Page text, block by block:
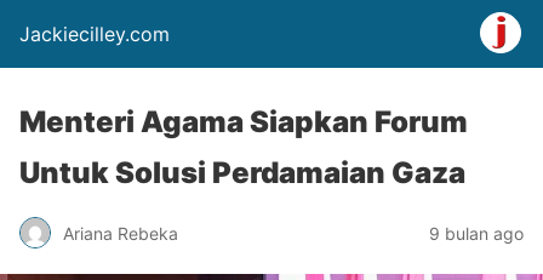
Jackiecilley.com
Menteri Agama Siapkan Forum
Untuk Solusi Perdamaian Gaza
Ariana Rebeka 9 bulan ago